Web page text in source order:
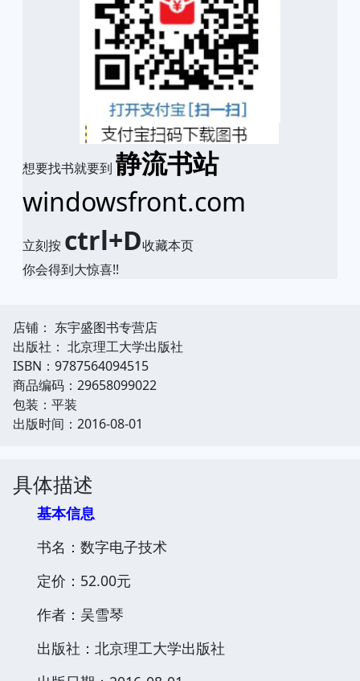
想要找书就要到 静流书站
windowsfront.com
立刻按 ctrl+D收藏本页
你会得到大惊喜!!
店铺： 东宇盛图书专营店
出版社： 北京理工大学出版社
ISBN：9787564094515
商品编码：29658099022
包装：平装
出版时间：2016-08-01
具体描述
基本信息
书名：数字电子技术
定价：52.00元
作者：吴雪琴
出版社：北京理工大学出版社